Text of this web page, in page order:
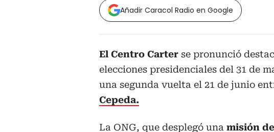
Añadir Caracol Radio en Google
El Centro Carter se pronunció
elecciones presidenciales del 31 de
una segunda vuelta el 21 de junio
Cepeda.
La ONG, que desplegó una misión